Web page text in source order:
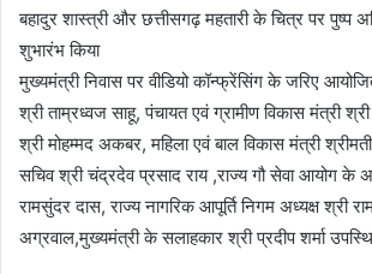
बहादुर शास्त्री और छत्तीसगढ़ महतारी के चित्र पर पुष्प
शुभारंभ किया
मुख्यमंत्री निवास पर वीडियो कॉन्फ्रेंसिंग के जरिए
श्री ताम्रध्वज साहू, पंचायत एवं ग्रामीण विकास मंत्री
श्री मोहम्मद अकबर, महिला एवं बाल विकास मंत्री
सचिव श्री चंद्रदेव प्रसाद राय ,राज्य गौ सेवा आयोग के
रामसुंदर दास, राज्य नागरिक आपूर्ति निगम अध्यक्ष श्री
अग्रवाल,मुख्यमंत्री के सलाहकार श्री प्रदीप शर्मा